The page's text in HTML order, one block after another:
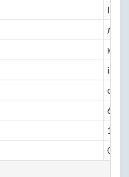
купе
6.0
1999
0